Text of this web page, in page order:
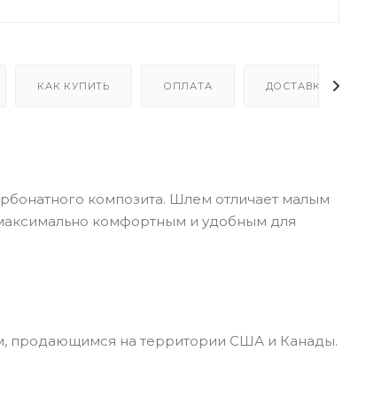
КАК КУПИТЬ ОПЛАТА ДОСТАВКА
композита. Шлем отличает малым
комфортным и удобным для
продающимся на территории США и Канады.